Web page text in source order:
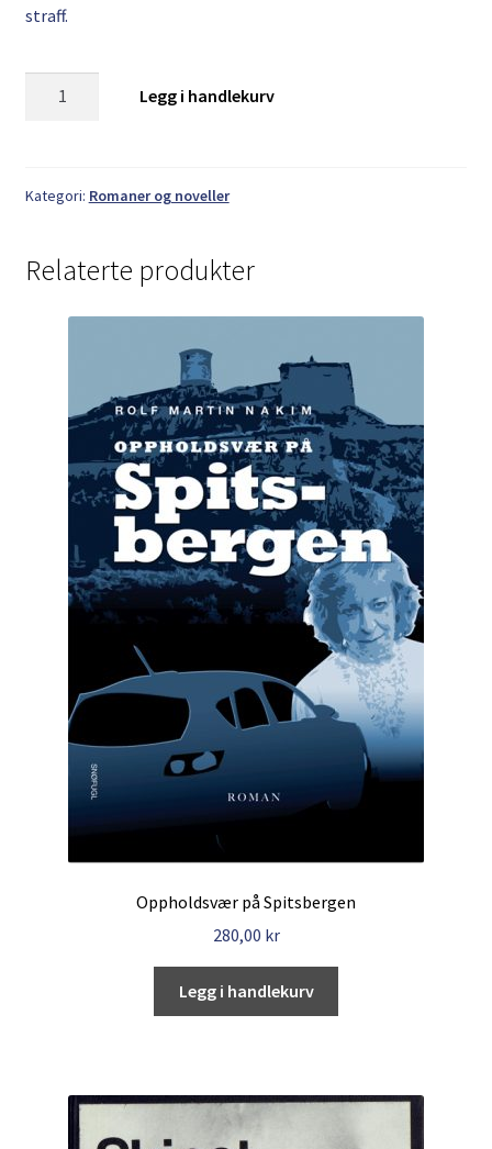
straff.
Legg i handlekurv
Kategori: Romaner og noveller
Relaterte produkter
Oppholdsvær på Spitsbergen
280,00 kr
Legg i handlekurv